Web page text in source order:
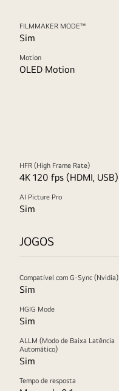
FILMMAKER MODE™
Sim
Motion
OLED Motion
HFR (High Frame Rate)
4K 120 fps (HDMI, USB)
AI Picture Pro
Sim
JOGOS
Compatível com G-Sync (Nvidia)
Sim
HGIG Mode
Sim
ALLM (Modo de Baixa Latência
Automático)
Sim
Tempo de resposta